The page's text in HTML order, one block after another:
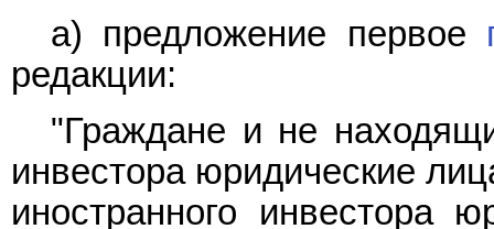
а) предложение первое
редакции:
"Граждане и не
инвестора юридические
иностранного инвестора